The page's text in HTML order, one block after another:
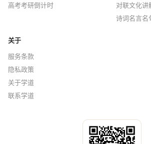
高考考研倒计时
对联文化讲
诗词名言名
关于
服务条款
隐私政策
关于学道
联系学道